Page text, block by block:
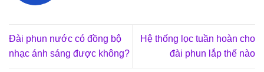
Đài phun nước có đồng bộ
nhạc ánh sáng được không?
Hệ thống lọc tuần hoàn cho
đài phun lắp thế nào